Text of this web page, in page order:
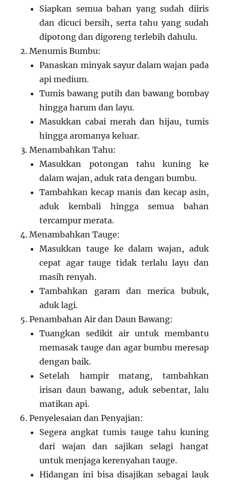
Siapkan semua bahan yang sudah diiris
dan dicuci bersih, serta tahu yang sudah
dipotong dan digoreng terlebih dahulu.
Menumis Bumbu:
Panaskan minyak sayur dalam wajan pada
api medium.
Tumis bawang putih dan bawang bombay
hingga harum dan layu.
Masukkan cabai merah dan hijau, tumis
hingga aromanya keluar.
Menambahkan Tahu:
Masukkan potongan tahu kuning ke
dalam wajan, aduk rata dengan bumbu.
Tambahkan kecap manis dan kecap asin,
aduk kembali hingga semua bahan
tercampur merata.
Menambahkan Tauge:
Masukkan tauge ke dalam wajan, aduk
cepat agar tauge tidak terlalu layu dan
masih renyah.
Tambahkan garam dan merica bubuk,
aduk lagi.
Penambahan Air dan Daun Bawang:
Tuangkan sedikit air untuk membantu
memasak tauge dan agar bumbu meresap
dengan baik.
Setelah hampir matang, tambahkan
irisan daun bawang, aduk sebentar, lalu
matikan api.
Penyelesaian dan Penyajian:
Segera angkat tumis tauge tahu kuning
dari wajan dan sajikan selagi hangat
untuk menjaga kerenyahan tauge.
Hidangan ini bisa disajikan sebagai lauk